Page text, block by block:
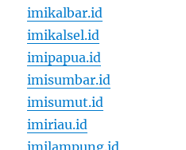
imikalbar.id
imikalsel.id
imipapua.id
imisumbar.id
imisumut.id
imiriau.id